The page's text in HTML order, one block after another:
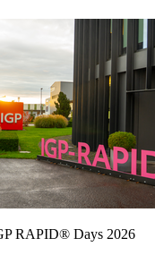
RAPID® Days 2026